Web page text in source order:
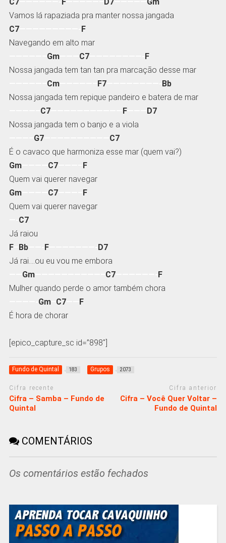
Vamos lá rapaziada pra manter nossa jangada
C7—————————- F
Navegando em alto mar
Gm——— C7————————- F
Nossa jangada tem tan tan pra marcação desse mar
Cm—————– F7————————- Bb
Nossa jangada tem repique pandeiro e batera de mar
C7——————————— F——— D7
Nossa jangada tem o banjo e a viola
G7—————————— C7
É o cavaco que harmoniza esse mar (quem vai?)
Gm———— C7———– F
Quem vai querer navegar
Gm———— C7———– F
Quem vai querer navegar
C7
Já raiou
F– Bb——- F———————- D7
Já rai….ou eu vou me embora
Gm——————————– C7——————- F
Mulher quando perde o amor também chora
Gm– C7—— F
É hora de chorar
[epico_capture_sc id=”898″]
Fundo de Quintal 183 Grupos 2073
Cifra recente
Cifra – Samba – Fundo de
Quintal
Cifra anterior
Cifra – Você Quer Voltar –
Fundo de Quintal
COMENTÁRIOS
Os comentários estão fechados